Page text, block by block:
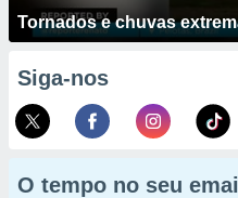
Tornados e chuvas
Siga-nos
O tempo no seu email